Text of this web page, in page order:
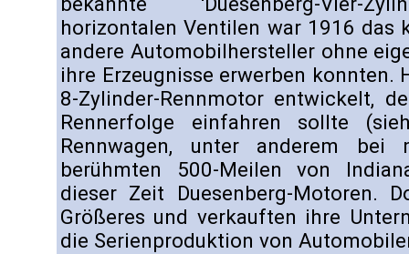
horizontalen Ventilen war 1916 das
andere Automobilhersteller ohne
ihre Erzeugnisse erwerben konnten.
8-Zylinder-Rennmotor entwickelt,
Rennerfolge einfahren sollte
Rennwagen, unter anderem bei
berühmten 500-Meilen von
dieser Zeit Duesenberg-Motoren.
Größeres und verkauften ihre
die Serienproduktion von